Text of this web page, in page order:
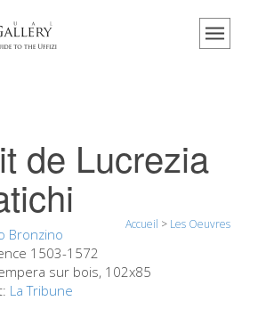
Accueil
Événements et expositions
L' avis des visiteurs
Explorer la Galerie
Réserver
de Lucrezia
Accueil > Les Oeuvres
Bronzino
1503-1572
sur bois, 102x85
La Tribune